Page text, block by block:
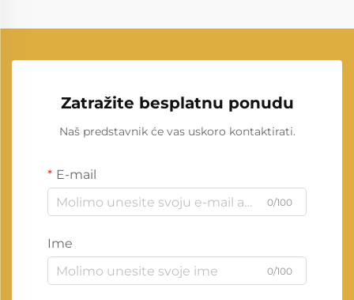
Zatražite besplatnu ponudu
Naš predstavnik će vas uskoro kontaktirati.
E-mail
0/100
Ime
0/100